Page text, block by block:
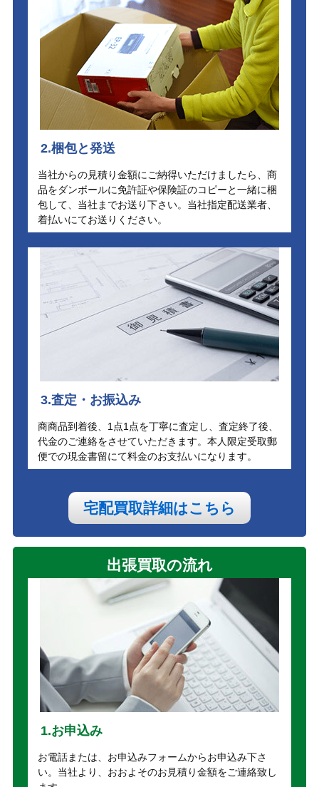
2.梱包と発送
当社からの見積り金額にご納得いただけましたら、商
品をダンボールに免許証や保険証のコピーと一緒に梱
包して、当社までお送り下さい。当社指定配送業者、
着払いにてお送りください。
3.査定・お振込み
商商品到着後、1点1点を丁寧に査定し、査定終了後、
代金のご連絡をさせていただきます。本人限定受取郵
便での現金書留にて料金のお支払いになります。
宅配買取詳細はこちら
出張買取の流れ
1.お申込み
お電話または、お申込みフォームからお申込み下さ
い。当社より、おおよそのお見積り金額をご連絡致し